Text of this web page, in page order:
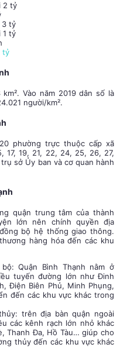
2 tỷ
3 tỷ
1 tỷ
tỷ
Vào năm 2019 dân số là
người/km².
phường trực thuộc cấp xã
17, 19, 21, 22, 24, 25, 26, 27,
sở Ủy ban và cơ quan hành
quận trung tâm của thành
lớn nên chính quyền địa
bộ hệ thống giao thông.
hàng hóa đến các khu
Quận Bình Thạnh nằm ở
tuyến đường lớn như Đinh
Điện Biên Phủ, Minh Phụng,
đến các khu vực khác trong
trên địa bàn quận ngoài
các kênh rạch lớn nhỏ khác
Thanh Đa, Hồ Tàu… giúp cho
thủy đến các khu vực khác